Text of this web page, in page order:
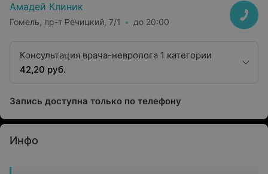
Амадей Клиник
Гомель, пр-т Речицкий, 7/1 до 20:00
Консультация врача-невролога 1 категории
42,20 руб.
Запись доступна только по телефону
Инфо